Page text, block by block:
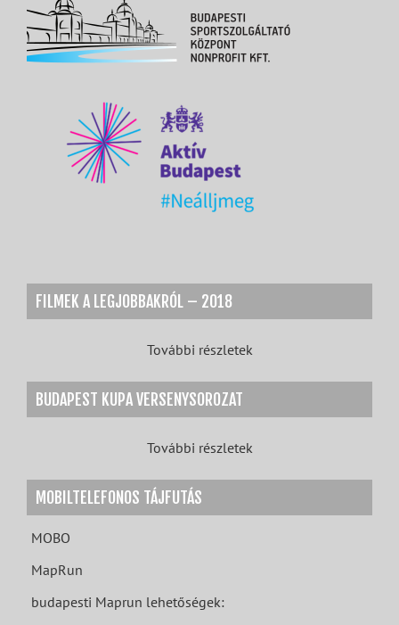
FILMEK A LEGJOBBAKRÓL – 2018
További részletek
BUDAPEST KUPA VERSENYSOROZAT
További részletek
MOBILTELEFONOS TÁJFUTÁS
MOBO
MapRun
budapesti Maprun lehetőségek: